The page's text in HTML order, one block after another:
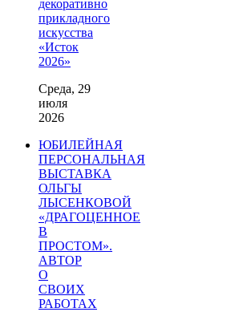
декоративно
прикладного
искусства
«Исток
2026»
Среда, 29
июля
2026
ЮБИЛЕЙНАЯ
ПЕРСОНАЛЬНАЯ
ВЫСТАВКА
ОЛЬГЫ
ЛЫСЕНКОВОЙ
«ДРАГОЦЕННОЕ
В
ПРОСТОМ».
АВТОР
О
СВОИХ
РАБОТАХ